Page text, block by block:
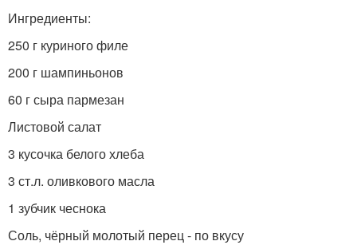
Ингредиенты:
250 г куриного филе
200 г шампиньонов
60 г сыра пармезан
Листовой салат
3 кусочка белого хлеба
3 ст.л. оливкового масла
1 зубчик чеснока
Соль, чёрный молотый перец - по вкусу